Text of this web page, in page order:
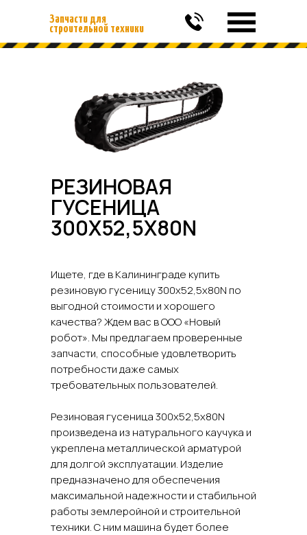
Запчасти для
строительной техники
РЕЗИНОВАЯ
ГУСЕНИЦА
300X52,5X80N
Ищете, где в Калининграде купить
резиновую гусеницу 300x52,5x80N по
выгодной стоимости и хорошего
качества? Ждем вас в ООО «Новый
робот». Мы предлагаем проверенные
запчасти, способные удовлетворить
потребности даже самых
требовательных пользователей.
Резиновая гусеница 300x52,5x80N
произведена из натурального каучука и
укреплена металлической арматурой
для долгой эксплуатации. Изделие
предназначено для обеспечения
максимальной надежности и стабильной
работы землеройной и строительной
техники. С ним машина будет более